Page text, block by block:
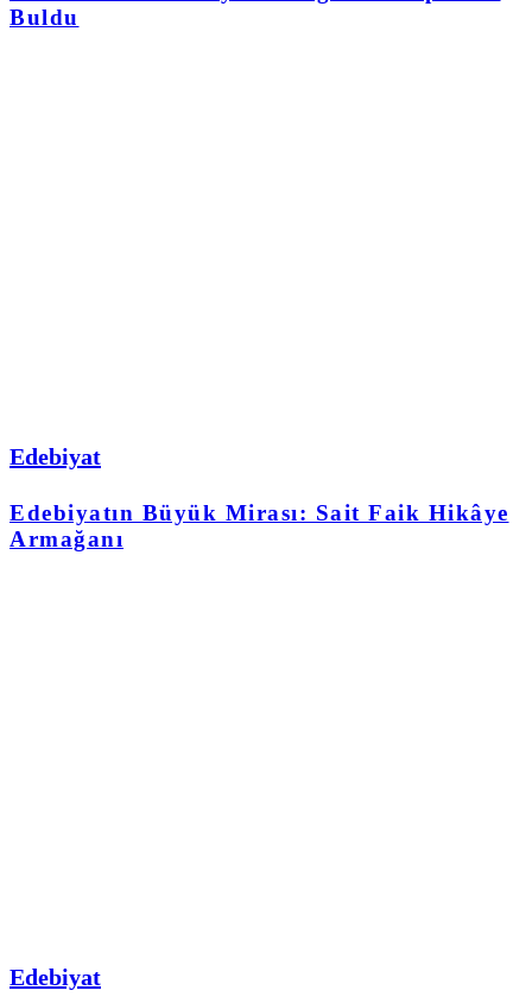
Buldu
Edebiyat
Edebiyatın Büyük Mirası: Sait Faik Hikâye
Armağanı
Edebiyat